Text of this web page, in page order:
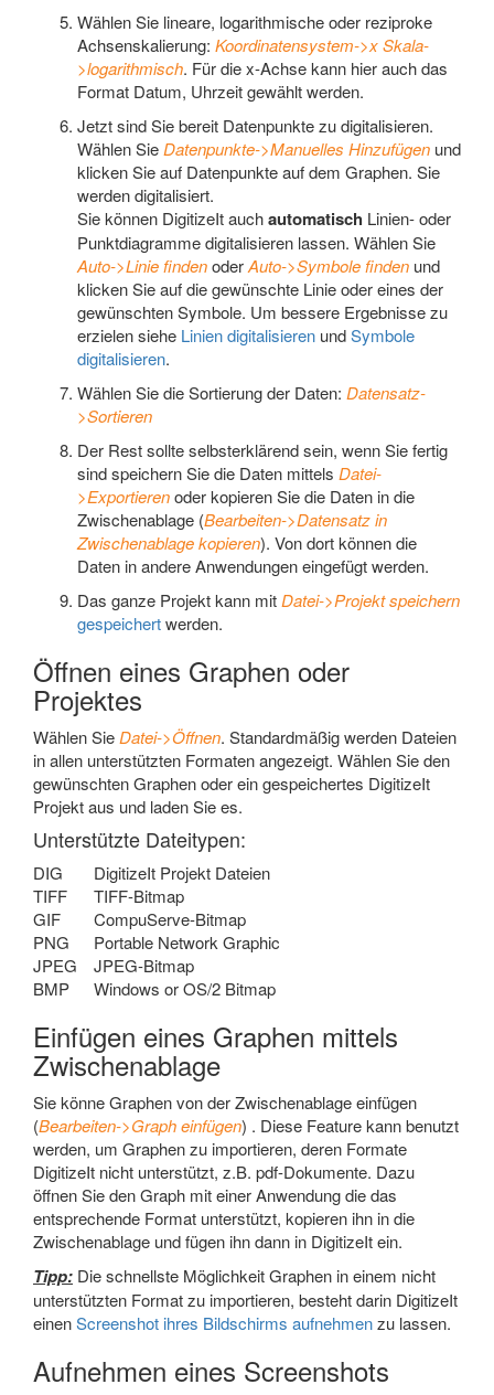
Wählen Sie lineare, logarithmische oder reziproke
Achsenskalierung: Koordinatensystem->x Skala-
>logarithmisch. Für die x-Achse kann hier auch das
Format Datum, Uhrzeit gewählt werden.
Jetzt sind Sie bereit Datenpunkte zu digitalisieren.
Wählen Sie Datenpunkte->Manuelles Hinzufügen und
klicken Sie auf Datenpunkte auf dem Graphen. Sie
werden digitalisiert.
Sie können DigitizeIt auchautomatisch Linien- oder
Punktdiagramme digitalisieren lassen. Wählen Sie
Auto->Linie findenoderAuto->Symbole finden und
klicken Sie auf die gewünschte Linie oder eines der
gewünschten Symbole. Um bessere Ergebnisse zu
erzielen siehe Linien digitalisieren undSymbole
digitalisieren.
Wählen Sie die Sortierung der Daten: Datensatz-
>Sortieren
Der Rest sollte selbsterklärend sein, wenn Sie fertig
sind speichern Sie die Daten mittels Datei-
>Exportierenoder kopieren Sie die Daten in die
Zwischenablage (Bearbeiten->Datensatz in
Zwischenablage kopieren). Von dort können die
Daten in andere Anwendungen eingefügt werden.
Das ganze Projekt kann mit Datei->Projekt speichern
gespeichertwerden.
Öffnen eines Graphen oder
Projektes
Wählen Sie Datei->Öffnen. Standardmäßig werden Dateien
in allen unterstützten Formaten angezeigt. Wählen Sie den
gewünschten Graphen oder ein gespeichertes DigitizeIt
Projekt aus und laden Sie es.
Unterstützte Dateitypen:
DIG
DigitizeIt Projekt Dateien
TIFF
TIFF-Bitmap
GIF
CompuServe-Bitmap
PNG
Portable Network Graphic
JPEG
JPEG-Bitmap
BMP
Windows or OS/2 Bitmap
Einfügen eines Graphen mittels
Zwischenablage
Sie könne Graphen von der Zwischenablage einfügen
(Bearbeiten->Graph einfügen) . Diese Feature kann benutzt
werden, um Graphen zu importieren, deren Formate
DigitizeIt nicht unterstützt, z.B. pdf-Dokumente. Dazu
öffnen Sie den Graph mit einer Anwendung die das
entsprechende Format unterstützt, kopieren ihn in die
Zwischenablage und fügen ihn dann in DigitizeIt ein.
Tipp: Die schnellste Möglichkeit Graphen in einem nicht
unterstützten Format zu importieren, besteht darin DigitizeIt
einenScreenshot ihres Bildschirms aufnehmenzu lassen.
Aufnehmen eines Screenshots